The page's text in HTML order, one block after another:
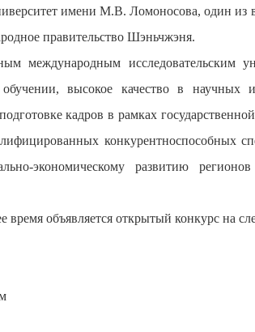
имени М.В. Ломоносова, один
правительство Шэньчжэня.
международным исследовательским
высокое качество в научных
кадров в рамках
конкурентноспособных
экономическому развитию
время объявляется открытый конкурс на